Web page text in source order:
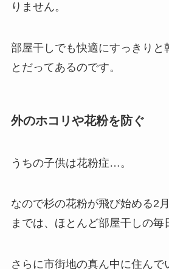
りません。
部屋干しでも快適にすっきりと
とだってあるのです。
外のホコリや花粉を防ぐ
うちの子供は花粉症…。
なので杉の花粉が飛び始める2
までは、ほとんど部屋干しの毎
さらに市街地の真ん中に住んで